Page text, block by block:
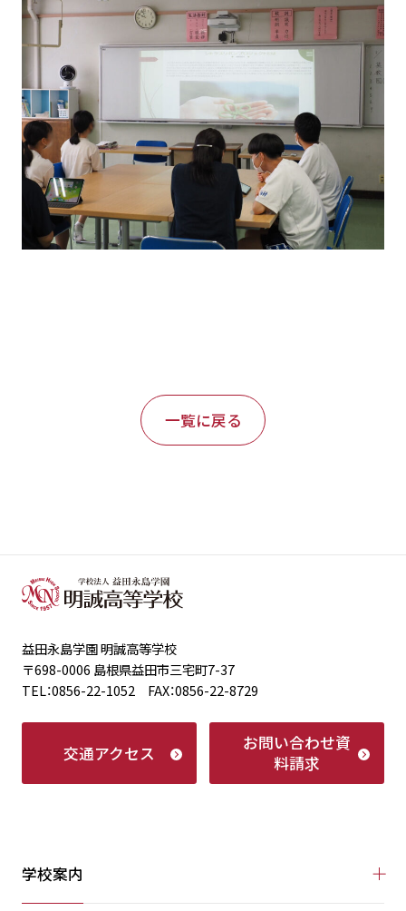
一覧に戻る
益田永島学園 明誠高等学校
〒698-0006 島根県益田市三宅町7-37
TEL：0856-22-1052 FAX：0856-22-8729
交通アクセス お問い合わせ資
料請求
学校案内